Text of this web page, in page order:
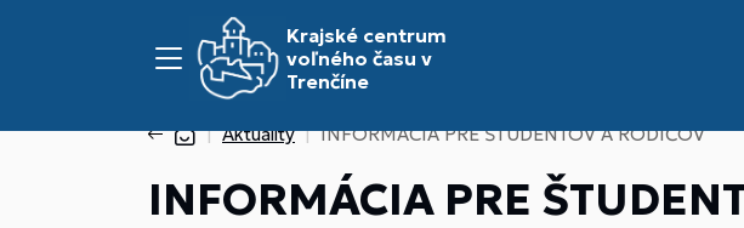
Krajské centrum
voľného času v
Trenčíne
Aktuality INFORMÁCIA PRE ŠTUDENTOV A RODIČOV
INFORMÁCIA PRE